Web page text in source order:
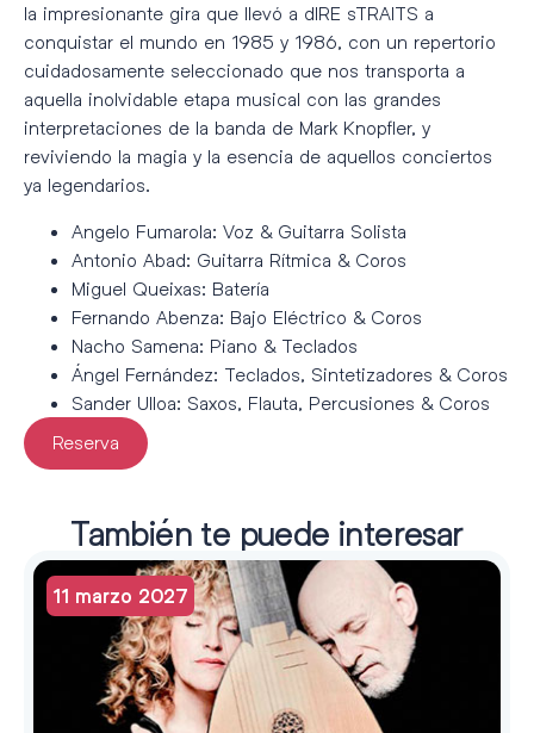
la impresionante gira que llevó a dIRE sTRAITS a
conquistar el mundo en 1985 y 1986, con un repertorio
cuidadosamente seleccionado que nos transporta a
aquella inolvidable etapa musical con las grandes
interpretaciones de la banda de Mark Knopfler, y
reviviendo la magia y la esencia de aquellos conciertos
ya legendarios.
Angelo Fumarola: Voz & Guitarra Solista
Antonio Abad: Guitarra Rítmica & Coros
Miguel Queixas: Batería
Fernando Abenza: Bajo Eléctrico & Coros
Nacho Samena: Piano & Teclados
Ángel Fernández: Teclados, Sintetizadores & Coros
Sander Ulloa: Saxos, Flauta, Percusiones & Coros
Reserva
También te puede interesar
11 marzo 2027